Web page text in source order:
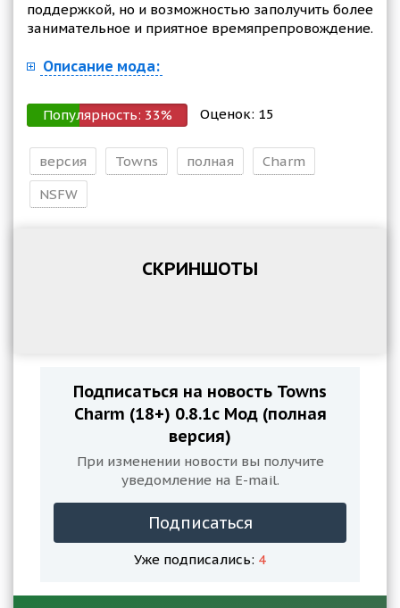
поддержкой, но и возможностью заполучить более
занимательное и приятное времяпрепровождение.
Описание мода:
Популярность: 33% Оценок: 15
версия Towns полная
Charm
NSFW
СКРИНШОТЫ
Подписаться на новость Towns
Charm (18+) 0.8.1с Мод (полная
версия)
При изменении новости вы получите
уведомление на E-mail.
Подписаться
Уже подписались: 4